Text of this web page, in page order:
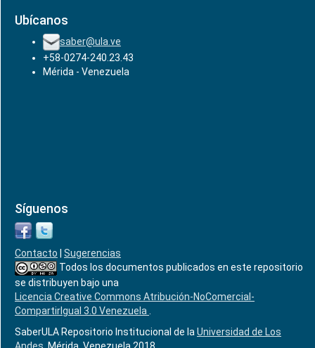
Ubícanos
saber@ula.ve
+58-0274-240.23.43
Mérida - Venezuela
Síguenos
Contacto
Sugerencias
Todos los documentos publicados en este repositorio
se distribuyen bajo una
Licencia Creative Commons Atribución-NoComercial-
CompartirIgual 3.0 Venezuela
SaberULA Repositorio Institucional de la Universidad de Los
Andes , Mérida, Venezuela 2018.